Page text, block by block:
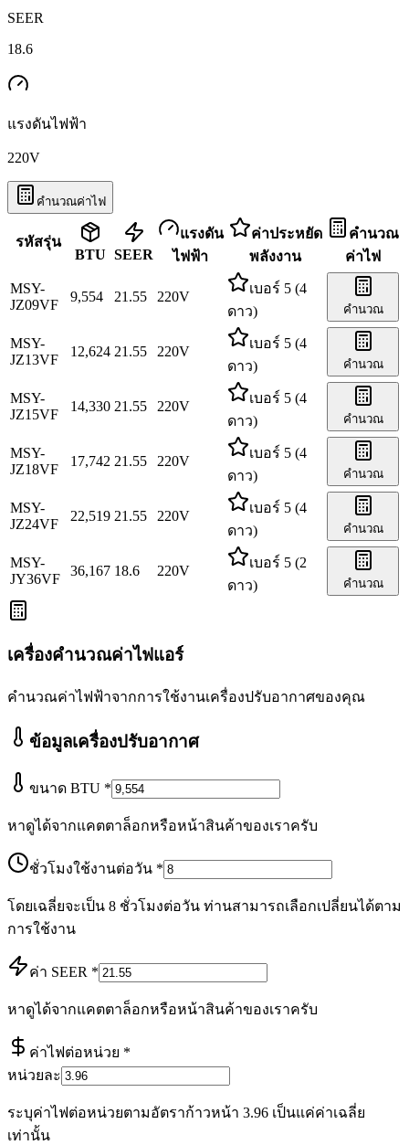
SEER
18.6
แรงดันไฟฟ้า
220V
คำนวณค่าไฟ
รหัสรุ่น
BTU SEER
แรงดัน
ไฟฟ้า
ค่าประหยัด
พลังงาน
คำนวณ
ค่าไฟ
MSY-
JZ09VF
9,554 21.55 220V
เบอร์ 5 (4
ดาว)
คำนวณ
MSY-
JZ13VF
12,624 21.55 220V
เบอร์ 5 (4
ดาว)
คำนวณ
MSY-
JZ15VF
14,330 21.55 220V
เบอร์ 5 (4
ดาว)
คำนวณ
MSY-
JZ18VF
17,742 21.55 220V
เบอร์ 5 (4
ดาว)
คำนวณ
MSY-
JZ24VF
22,519 21.55 220V
เบอร์ 5 (4
ดาว)
คำนวณ
MSY-
JY36VF
36,167 18.6 220V
เบอร์ 5 (2
ดาว)
คำนวณ
เครื่องคำนวณค่าไฟแอร์
คำนวณค่าไฟฟ้าจากการใช้งานเครื่องปรับอากาศของคุณ
ข้อมูลเครื่องปรับอากาศ
ขนาด BTU *
หาดูได้จากแคตตาล็อกหรือหน้าสินค้าของเราครับ
ชั่วโมงใช้งานต่อวัน *
โดยเฉลี่ยจะเป็น 8 ชั่วโมงต่อวัน ท่านสามารถเลือกเปลี่ยนได้ตาม
การใช้งาน
ค่า SEER *
หาดูได้จากแคตตาล็อกหรือหน้าสินค้าของเราครับ
ค่าไฟต่อหน่วย *
หน่วยละ
ระบุค่าไฟต่อหน่วยตามอัตราก้าวหน้า 3.96 เป็นแค่ค่าเฉลี่ย
เท่านั้น